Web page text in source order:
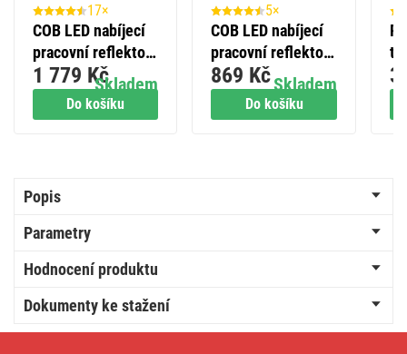
Do košíku
17×
COB LED nabíjecí
pracovní reflektor
P4536, 2000 lm,
8000 mAh
Skladem
1 779 Kč
Do košíku
5×
COB LED nabíjecí
pracovní reflektor
P4542, 900 lm,
4400 mAh
Skladem
869 Kč
Popis
Parametry
Hodnocení produktu
Dokumenty ke stažení